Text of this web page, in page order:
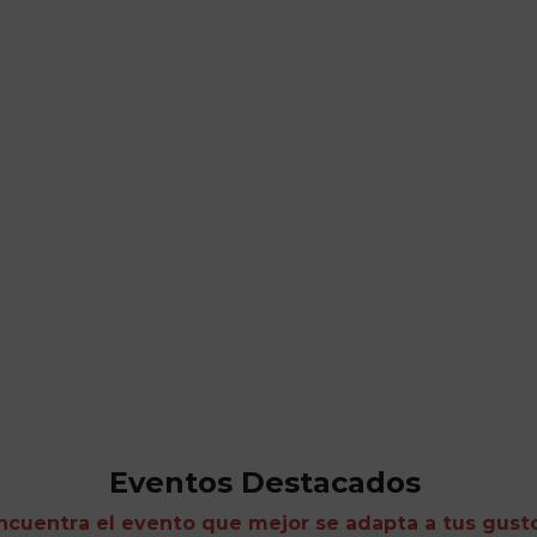
Eventos Destacados
el evento que mejor se adapta a tus